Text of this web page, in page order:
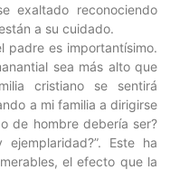
exaltado reconociendo
a su cuidado.
padre es importantísimo.
sea más alto que
cristiano se sentirá
a mi familia a dirigirse
de hombre debería ser?
Este ha
el efecto que la